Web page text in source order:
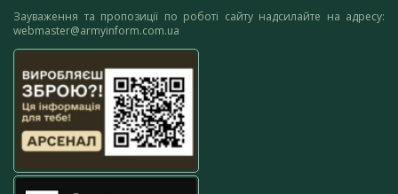
Зауваження та пропозиції по роботі сайту надсилайте на адресу:
webmaster@armyinform.com.ua